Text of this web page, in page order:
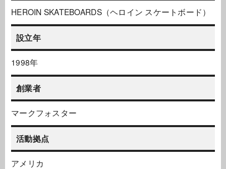
HEROIN SKATEBOARDS（ヘロイン スケートボード）
設立年
1998年
創業者
マークフォスター
活動拠点
アメリカ